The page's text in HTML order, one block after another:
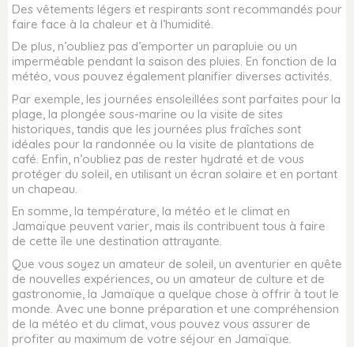
Des vêtements légers et respirants sont recommandés pour
faire face à la chaleur et à l’humidité.
De plus, n’oubliez pas d’emporter un parapluie ou un
imperméable pendant la saison des pluies. En fonction de la
météo, vous pouvez également planifier diverses activités.
Par exemple, les journées ensoleillées sont parfaites pour la
plage, la plongée sous-marine ou la visite de sites
historiques, tandis que les journées plus fraîches sont
idéales pour la randonnée ou la visite de plantations de
café. Enfin, n’oubliez pas de rester hydraté et de vous
protéger du soleil, en utilisant un écran solaire et en portant
un chapeau.
En somme, la température, la météo et le climat en
Jamaïque peuvent varier, mais ils contribuent tous à faire
de cette île une destination attrayante.
Que vous soyez un amateur de soleil, un aventurier en quête
de nouvelles expériences, ou un amateur de culture et de
gastronomie, la Jamaïque a quelque chose à offrir à tout le
monde. Avec une bonne préparation et une compréhension
de la météo et du climat, vous pouvez vous assurer de
profiter au maximum de votre séjour en Jamaïque.